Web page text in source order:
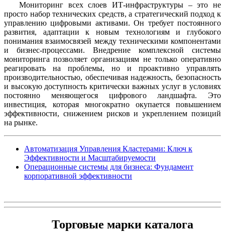
Мониторинг всех слоев ИТ-инфраструктуры – это не
просто набор технических средств, а стратегический подход к
управлению цифровыми активами. Он требует постоянного
развития, адаптации к новым технологиям и глубокого
понимания взаимосвязей между техническими компонентами
и бизнес-процессами. Внедрение комплексной системы
мониторинга позволяет организациям не только оперативно
реагировать на проблемы, но и проактивно управлять
производительностью, обеспечивая надежность, безопасность
и высокую доступность критически важных услуг в условиях
постоянно меняющегося цифрового ландшафта. Это
инвестиция, которая многократно окупается повышением
эффективности, снижением рисков и укреплением позиций
на рынке.
Автоматизация Управления Кластерами: Ключ к
Эффективности и Масштабируемости
Операционные системы для бизнеса: Фундамент
корпоративной эффективности
Торговые марки каталога